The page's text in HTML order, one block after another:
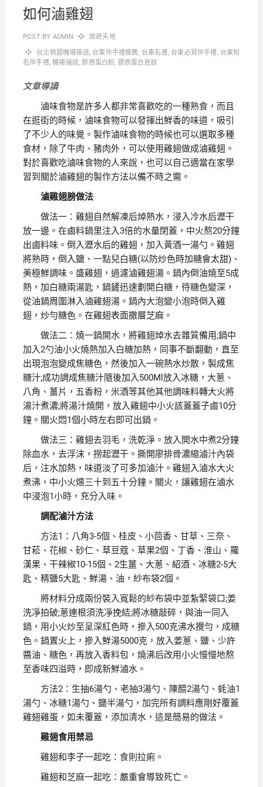
如何滷雞翅
POST BY ADMIN 旅遊天地
台北桃園機場接送, 台東伴手禮推薦, 台東名產, 台東必買伴手禮, 台東知
名伴手禮,機場接送,膠原蛋白粉, 膠原蛋白胜肽
文章導讀
滷味食物是許多人都非常喜歡吃的一種熟食，而且
在逛街的時候，滷味食物可以發揮出鮮香的味道，吸引
了不少人的味覺。製作滷味食物的時候也可以選取多種
食材，除了牛肉、豬肉外，可以使用雞翅做成滷雞翅。
對於喜歡吃滷味食物的人來說，也可以自己適當在家學
習到關於滷雞翅的製作方法以備不時之需。
滷雞翅膀做法
做法一：雞翅自然解凍后焯熱水，浸入冷水后瀝干
放一邊。在鹵料鍋里注入3倍的水量閉蓋，中火熬20分鐘
出鹵料味。倒入瀝水后的雞翅，加入黃酒一湯勺。雞翅
將熟時，倒入鹽、一點兒白糖(以防炒色時加糖會太甜)、
美極鮮調味。盛雞翅，過濾滷雞翅湯。鍋內倒油燒至5成
熱，加白糖兩湯匙，鍋鏟迅速劃開白糖，待糖色變深，
從油鍋周圍淋入滷雞翅湯。鍋內大泡變小泡時倒入雞
翅，炒勻糖色。在雞翅表面撒層芝麻。
做法二：燒一鍋開水，將雞翅焯水去雜質備用;鍋中
加入2勺油小火燒熱加入白糖加熱，同事不斷翻動，直至
出現泡泡變成焦糖色，然後加入一碗熱水炒散，製成焦
糖汁;成功調成焦糖汁隨後加入500Ml放入冰糖，大蔥、
八角、薑片，五香粉，米酒等其他其他調味料轉大火將
湯汁煮濃;將湯汁燒開，放入雞翅中小火該蓋蓋子鹵10分
鐘。關火悶1個小時左右即可出鍋。
做法三：雞翅去羽毛，洗乾淨。放入開水中煮2分鐘
除血水，去浮沫，撈起瀝干。撕開廖排骨濃縮滷汁內袋
后，注水加熱，味道淡了可多加滷汁。雞翅入滷水大火
煮沸，中小火煨三十到五十分鐘。關火，讓雞翅在滷水
中浸泡1小時，充分入味。
調配滷汁方法
方法1：八角3-5個、桂皮、小茴香、甘草、三奈、
甘菘、花椒、砂仁、草豆蔻、草果2個、丁香、淮山、羅
漢果、干辣椒10-15個、2生薑、大蔥、紹酒、冰糖2-5大
匙、精鹽5大匙、鮮湯、油，紗布袋2個。
將材料分成兩份裝入寬鬆的紗布袋中並紮緊袋口;姜
洗凈拍破;蔥連根須洗凈挽結;將冰糖敲碎，與油一同入
鍋，用小火炒至呈深紅色時，摻入500克沸水攪勻，成糖
色。鍋置火上，摻入鮮湯5000克，放入姜蔥、鹽、少許
醬油、糖色，再放入香料包，燒沸后改用小火慢慢地熬
至香味四溢時，即成新鮮滷水。
方法2：生抽6湯勺、老抽3湯勺、陳醋2湯勺、蚝油1
湯勺、冰糖1湯勺、鹽半湯勺，加完所有調料應剛好覆蓋
雞翅雞蛋，如未覆蓋，添加清水，這是簡易的做法。
雞翅食用禁忌
雞翅和李子一起吃：食則拉痢。
雞翅和芝麻一起吃：嚴重會導致死亡。